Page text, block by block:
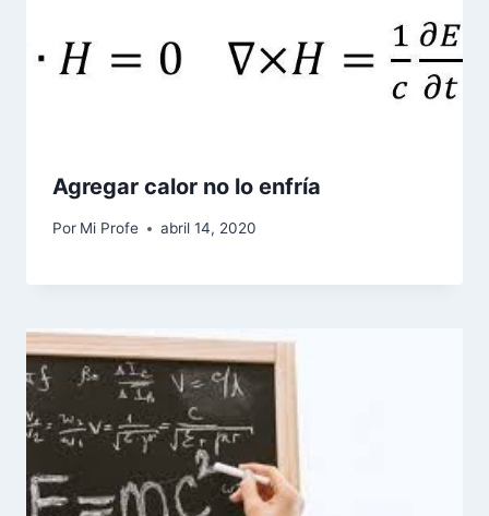
Agregar calor no lo enfría
Por Mi Profe abril 14, 2020